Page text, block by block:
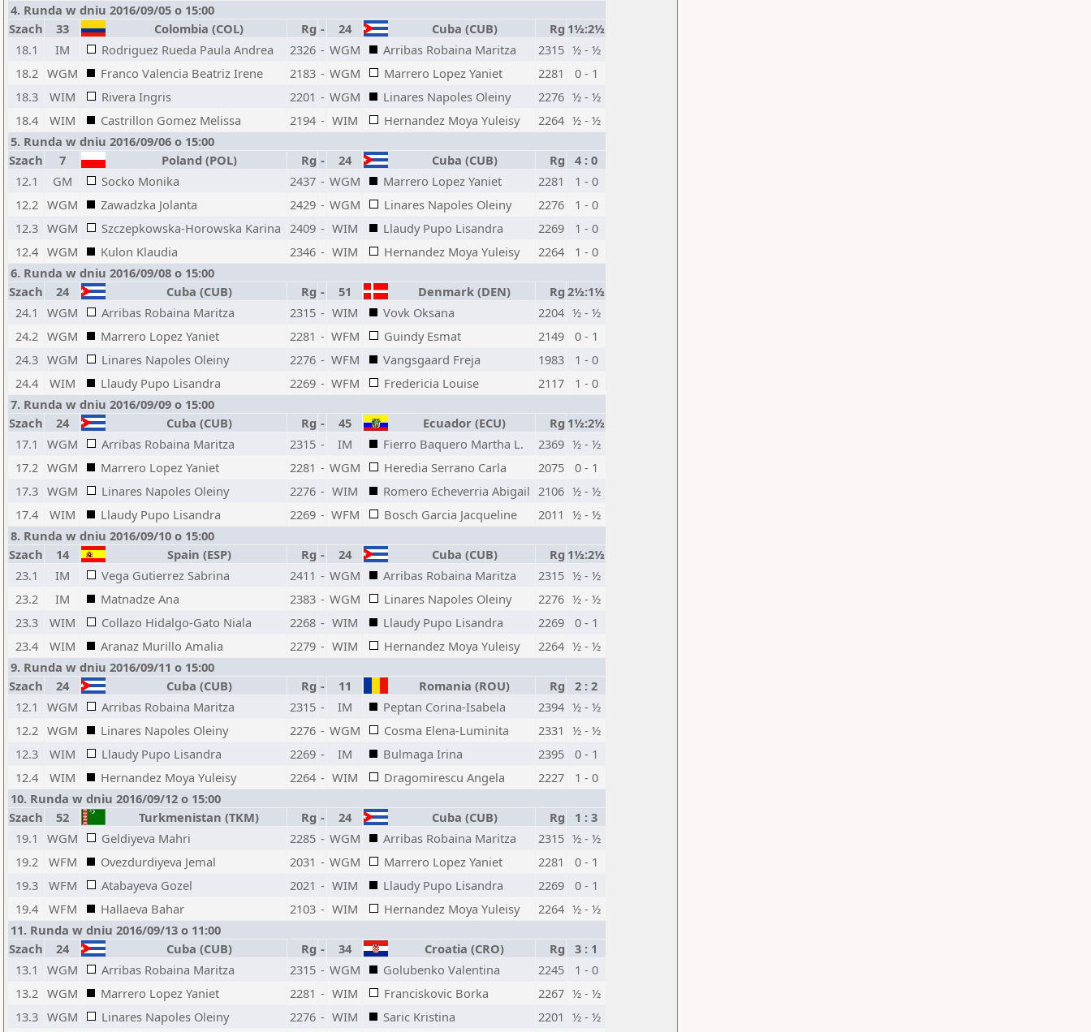
4. Runda w dniu 2016/09/05 o 15:00
Szach
33 Colombia (COL) Rg - 24 Cuba (CUB) Rg 1½:2½
18.1
IM Rodriguez Rueda Paula Andrea 2326 - WGM Arribas Robaina Maritza 2315 ½ - ½
18.2 WGM Franco Valencia Beatriz Irene 2183 - WGM Marrero Lopez Yaniet 2281
0 - 1
18.3
WIM Rivera Ingris 2201 - WGM Linares Napoles Oleiny 2276 ½ - ½
18.4
WIM Castrillon Gomez Melissa 2194 - WIM Hernandez Moya Yuleisy 2264 ½ - ½
5. Runda w dniu 2016/09/06 o 15:00
Szach
7 Poland (POL) Rg - 24 Cuba (CUB) Rg
4 : 0
12.1
GM Socko Monika 2437 - WGM Marrero Lopez Yaniet 2281
1 - 0
12.2 WGM Zawadzka Jolanta 2429 - WGM Linares Napoles Oleiny 2276
1 - 0
12.3 WGM Szczepkowska-Horowska Karina 2409 - WIM Llaudy Pupo Lisandra 2269
1 - 0
12.4 WGM Kulon Klaudia 2346 - WIM Hernandez Moya Yuleisy 2264
1 - 0
6. Runda w dniu 2016/09/08 o 15:00
Szach
24 Cuba (CUB) Rg - 51 Denmark (DEN) Rg 2½:1½
24.1
WGM Arribas Robaina Maritza 2315 - WIM Vovk Oksana 2204 ½ - ½
24.2 WGM Marrero Lopez Yaniet 2281 - WFM Guindy Esmat 2149
0 - 1
24.3 WGM Linares Napoles Oleiny 2276 - WFM Vangsgaard Freja 1983
1 - 0
24.4
WIM Llaudy Pupo Lisandra 2269 - WFM Fredericia Louise 2117
1 - 0
7. Runda w dniu 2016/09/09 o 15:00
Szach
24 Cuba (CUB) Rg - 45 Ecuador (ECU) Rg 1½:2½
17.1
WGM Arribas Robaina Maritza 2315 - IM Fierro Baquero Martha L. 2369 ½ - ½
17.2 WGM Marrero Lopez Yaniet 2281 - WGM Heredia Serrano Carla 2075
0 - 1
17.3 WGM Linares Napoles Oleiny 2276 - WIM Romero Echeverria Abigail 2106 ½ - ½
17.4
WIM Llaudy Pupo Lisandra 2269 - WFM Bosch Garcia Jacqueline 2011 ½ - ½
8. Runda w dniu 2016/09/10 o 15:00
Szach
14 Spain (ESP) Rg - 24 Cuba (CUB) Rg 1½:2½
23.1
IM Vega Gutierrez Sabrina 2411 - WGM Arribas Robaina Maritza 2315 ½ - ½
23.2
IM Matnadze Ana 2383 - WGM Linares Napoles Oleiny 2276 ½ - ½
23.3
WIM Collazo Hidalgo-Gato Niala 2268 - WIM Llaudy Pupo Lisandra 2269
0 - 1
23.4
WIM Aranaz Murillo Amalia 2279 - WIM Hernandez Moya Yuleisy 2264 ½ - ½
9. Runda w dniu 2016/09/11 o 15:00
Szach
24 Cuba (CUB) Rg - 11 Romania (ROU) Rg
2 : 2
12.1
WGM Arribas Robaina Maritza 2315 - IM Peptan Corina-Isabela 2394 ½ - ½
12.2 WGM Linares Napoles Oleiny 2276 - WGM Cosma Elena-Luminita 2331 ½ - ½
12.3
WIM Llaudy Pupo Lisandra 2269 - IM Bulmaga Irina 2395
0 - 1
12.4
WIM Hernandez Moya Yuleisy 2264 - WIM Dragomirescu Angela 2227
1 - 0
10. Runda w dniu 2016/09/12 o 15:00
Szach
52 Turkmenistan (TKM) Rg - 24 Cuba (CUB) Rg
1 : 3
19.1
WGM Geldiyeva Mahri 2285 - WGM Arribas Robaina Maritza 2315 ½ - ½
19.2
WFM Ovezdurdiyeva Jemal 2031 - WGM Marrero Lopez Yaniet 2281
0 - 1
19.3
WFM Atabayeva Gozel 2021 - WIM Llaudy Pupo Lisandra 2269
0 - 1
19.4
WFM Hallaeva Bahar 2103 - WIM Hernandez Moya Yuleisy 2264 ½ - ½
11. Runda w dniu 2016/09/13 o 11:00
Szach
24 Cuba (CUB) Rg - 34 Croatia (CRO) Rg
3 : 1
13.1
WGM Arribas Robaina Maritza 2315 - WGM Golubenko Valentina 2245
1 - 0
13.2 WGM Marrero Lopez Yaniet 2281 - WIM Franciskovic Borka 2267 ½ - ½
13.3 WGM Linares Napoles Oleiny 2276 - WIM Saric Kristina 2201 ½ - ½